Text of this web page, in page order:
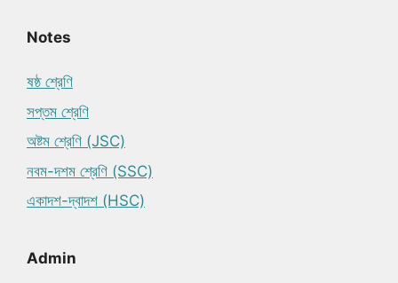
Notes
ষষ্ঠ শ্রেণি
সপ্তম শ্রেণি
অষ্টম শ্রেণি (JSC)
নবম-দশম শ্রেণি (SSC)
একাদশ-দ্বাদশ (HSC)
Admin